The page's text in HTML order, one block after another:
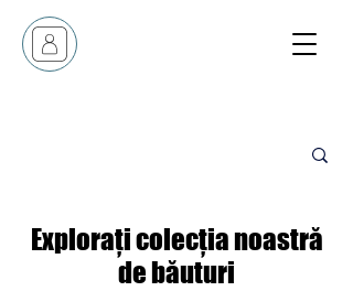
Explorați colecția noastră
de băuturi